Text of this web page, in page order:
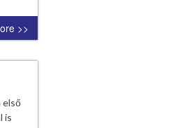
>>
első
is